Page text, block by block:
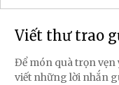
Viết thư trao
Để món quà trọn vẹn
viết những lời nhắn